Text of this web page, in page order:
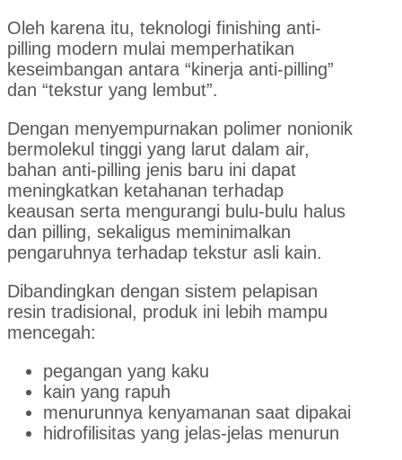
Oleh karena itu, teknologi finishing anti-
pilling modern mulai memperhatikan
keseimbangan antara “kinerja anti-pilling”
dan “tekstur yang lembut”.
Dengan menyempurnakan polimer nonionik
bermolekul tinggi yang larut dalam air,
bahan anti-pilling jenis baru ini dapat
meningkatkan ketahanan terhadap
keausan serta mengurangi bulu-bulu halus
dan pilling, sekaligus meminimalkan
pengaruhnya terhadap tekstur asli kain.
Dibandingkan dengan sistem pelapisan
resin tradisional, produk ini lebih mampu
mencegah:
pegangan yang kaku
kain yang rapuh
menurunnya kenyamanan saat dipakai
hidrofilisitas yang jelas-jelas menurun